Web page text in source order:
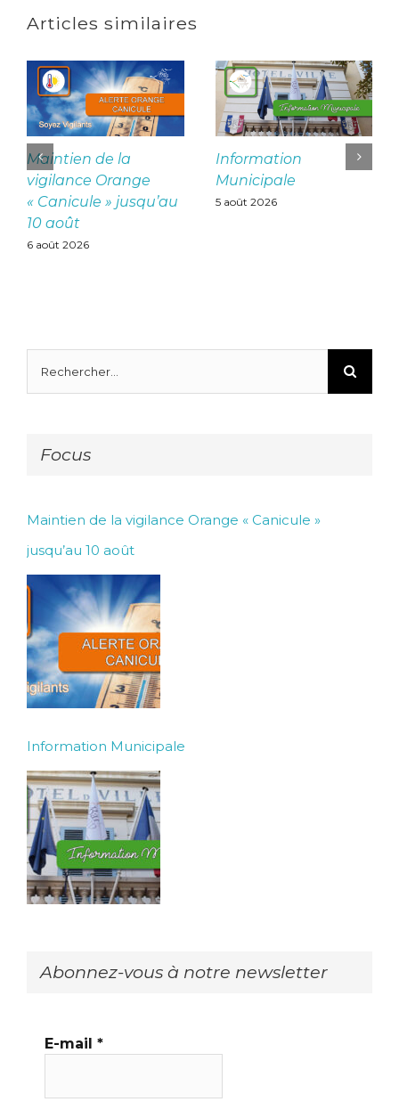
Articles similaires
Maintien de la
vigilance Orange
« Canicule » jusqu’au
10 août
6 août 2026
Information
Municipale
5 août 2026
Rechercher:
Focus
Maintien de la vigilance Orange « Canicule »
jusqu’au 10 août
Information Municipale
Abonnez-vous à notre newsletter
E-mail *